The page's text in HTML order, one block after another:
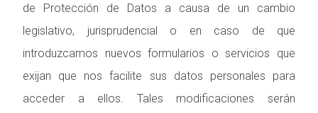
de Protección de Datos a causa de un cambio
legislativo, jurisprudencial o en caso de que
introduzcamos nuevos formularios o servicios que
exijan que nos facilite sus datos personales para
acceder a ellos. Tales modificaciones serán